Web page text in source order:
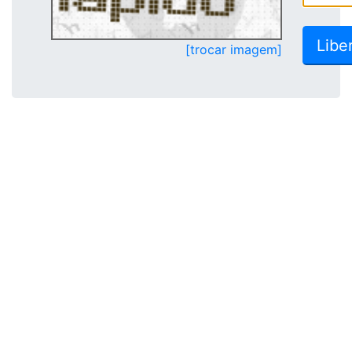
[trocar imagem]